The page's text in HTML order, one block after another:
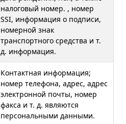
налоговый номер. , номер
SSI, информация о подписи,
номерной знак
транспортного средства и т.
д. информация.
Контактная информация;
номер телефона, адрес, адрес
электронной почты, номер
факса и т. д. являются
персональными данными.